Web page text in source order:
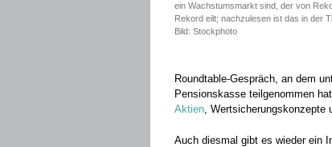
ein Wachstumsmarkt sind, der von
Rekord eilt; nachzulesen ist das in der
Bild: Stockphoto
Roundtable-Gespräch, an dem
Pensionskasse teilgenommen
Aktien, Wertsicherungskonzepte
Auch diesmal gibt es wieder ein